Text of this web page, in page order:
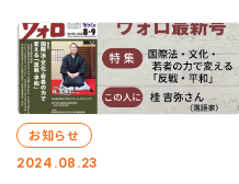
2024.08.23
お知らせ